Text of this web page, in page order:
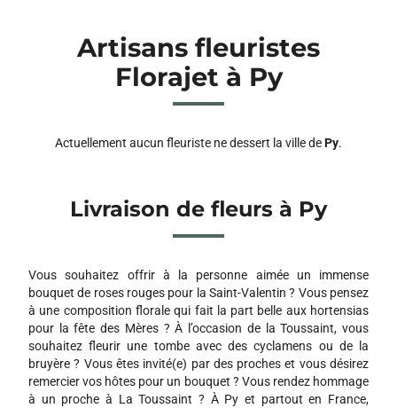
Artisans fleuristes
Florajet à Py
Actuellement aucun fleuriste ne dessert la ville dePy.
Livraison de fleurs à Py
Vous souhaitez offrir à la personne aimée un immense
bouquet de roses rouges pour la Saint-Valentin ? Vous pensez
à une composition florale qui fait la part belle aux hortensias
pour la fête des Mères ? À l’occasion de la Toussaint, vous
souhaitez fleurir une tombe avec des cyclamens ou de la
bruyère ? Vous êtes invité(e) par des proches et vous désirez
remercier vos hôtes pour un bouquet ? Vous rendez hommage
à un proche à La Toussaint ? À Py et partout en France,